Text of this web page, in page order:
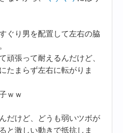
ぐり男を配置して左右の脇
頑張って耐えるんだけど、
たまらず左右に転がりま
ｗｗ
だけど、どうも弱いツボが
と激しい動きで抵抗しま